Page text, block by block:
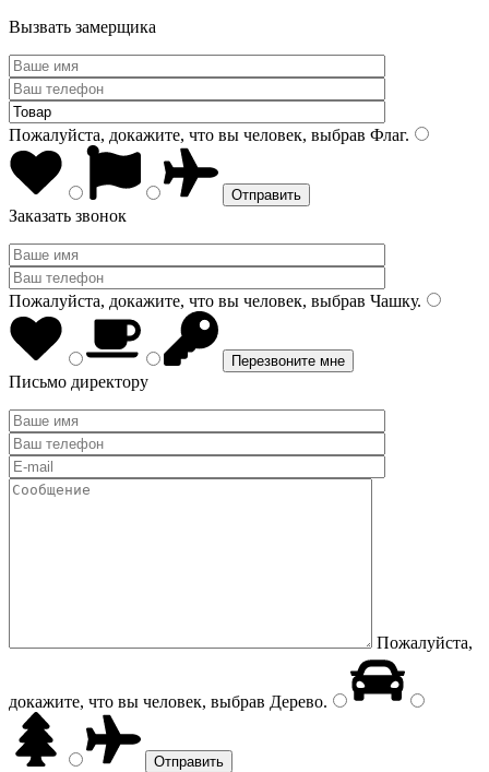
Вызвать замерщика
Пожалуйста, докажите, что вы человек, выбрав Флаг.
Заказать звонок
Пожалуйста, докажите, что вы человек, выбрав Чашку.
Письмо директору
Пожалуйста,
докажите, что вы человек, выбрав Дерево.